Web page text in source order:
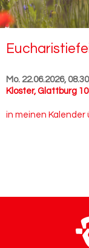
Mo. 22.06.2026,
Kloster,Glattburg
in meinen Kalender